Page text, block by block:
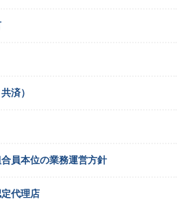
済）
員本位の業務運営方針
代理店